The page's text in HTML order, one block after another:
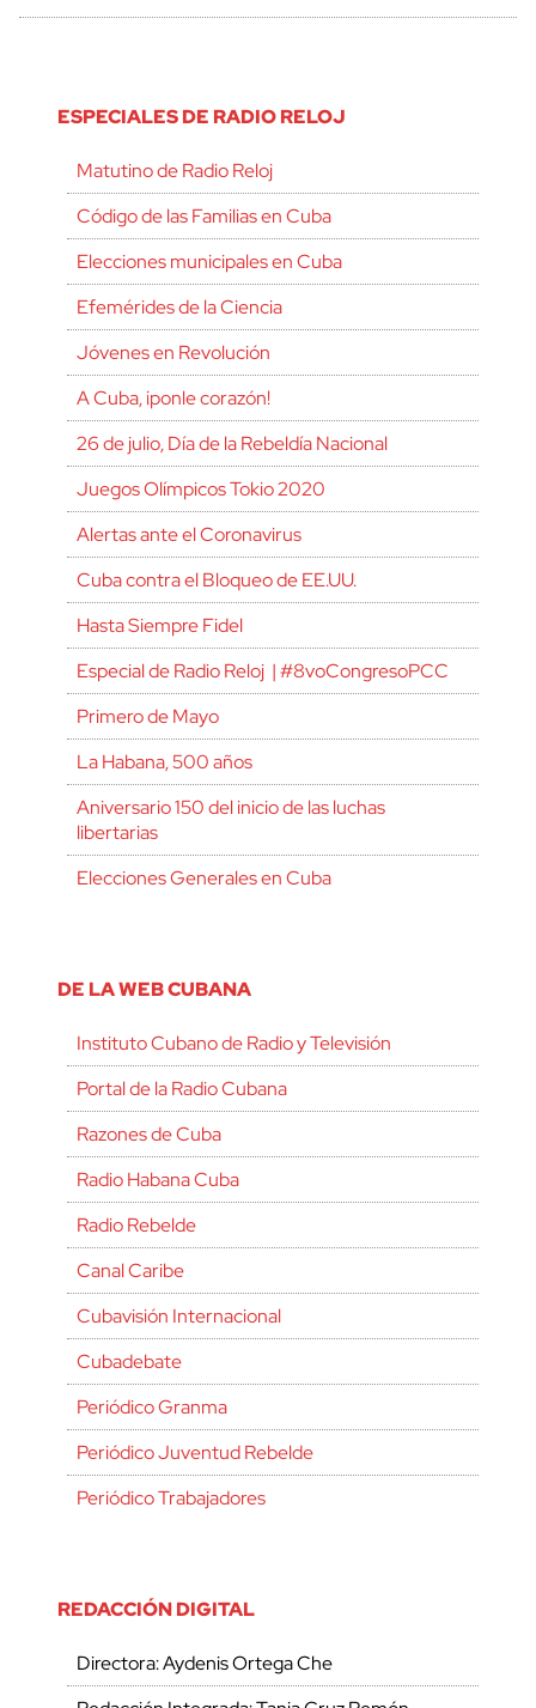
ESPECIALES DE RADIO RELOJ
Matutino de Radio Reloj
Código de las Familias en Cuba
Elecciones municipales en Cuba
Efemérides de la Ciencia
Jóvenes en Revolución
A Cuba, ¡ponle corazón!
26 de julio, Día de la Rebeldía Nacional
Juegos Olímpicos Tokio 2020
Alertas ante el Coronavirus
Cuba contra el Bloqueo de EE.UU.
Hasta Siempre Fidel
Especial de Radio Reloj | #8voCongresoPCC
Primero de Mayo
La Habana, 500 años
Aniversario 150 del inicio de las luchas
libertarias
Elecciones Generales en Cuba
DE LA WEB CUBANA
Instituto Cubano de Radio y Televisión
Portal de la Radio Cubana
Razones de Cuba
Radio Habana Cuba
Radio Rebelde
Canal Caribe
Cubavisión Internacional
Cubadebate
Periódico Granma
Periódico Juventud Rebelde
Periódico Trabajadores
REDACCIÓN DIGITAL
Directora: Aydenis Ortega Che